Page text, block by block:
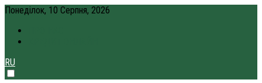
Понеділок, 10 Серпня, 2026
RU